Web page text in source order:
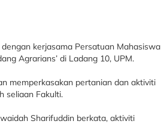
kerjasama Persatuan Mahasiswa
Agrarians’ di Ladang 10, UPM.
memperkasakan pertanian dan aktiviti
seliaan Fakulti.
Sharifuddin berkata, aktiviti